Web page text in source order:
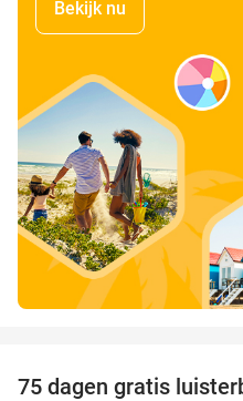
Bekijk nu
75 dagen gratis